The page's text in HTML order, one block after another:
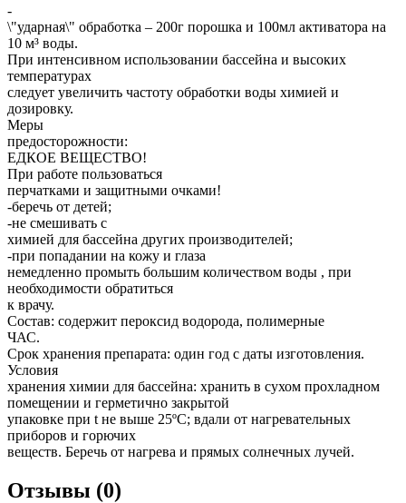
-
\"ударная\" обработка – 200г порошка и 100мл активатора на
10 м³ воды.
При интенсивном использовании бассейна и высоких
температурах
следует увеличить частоту обработки воды химией и
дозировку.
Меры
предосторожности:
ЕДКОЕ ВЕЩЕСТВО!
При работе пользоваться
перчатками и защитными очками!
-беречь от детей;
-не смешивать с
химией для бассейна других производителей;
-при попадании на кожу и глаза
немедленно промыть большим количеством воды , при
необходимости обратиться
к врачу.
Состав: содержит пероксид водорода, полимерные
ЧАС.
Срок хранения препарата: один год с даты изготовления.
Условия
хранения химии для бассейна: хранить в сухом прохладном
помещении и герметично закрытой
упаковке при t не выше 25ºС; вдали от нагревательных
приборов и горючих
веществ. Беречь от нагрева и прямых солнечных лучей.
Отзывы (0)